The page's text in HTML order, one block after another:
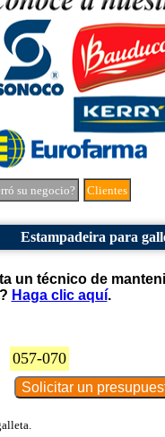
su negocio? Clientes
Estampadeira para
un técnico de
Haga clic aquí.
057-070